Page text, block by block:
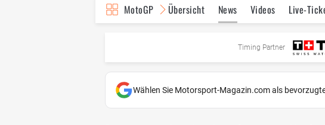
MotoGP Übersicht News Videos Live-
Timing Partner
Wählen Sie Motorsport-Magazin.com als